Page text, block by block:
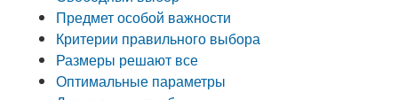
Предмет особой важности
Критерии правильного выбора
Размеры решают все
Оптимальные параметры